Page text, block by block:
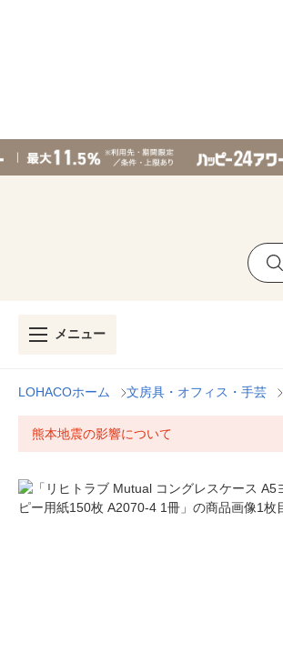
メニュー
LOHACOホーム 文房具・オフィス・手芸
熊本地震の影響について